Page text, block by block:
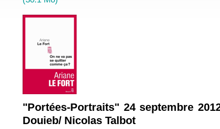
"Portées-Portraits" 24 septembre
Douieb/ Nicolas Talbot